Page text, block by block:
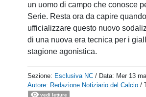
un uomo di campo che conosce
Serie. Resta ora da capire
ufficializzare questo nuovo
di una nuova era tecnica per i
stagione agonistica.
Sezione: Esclusiva NC / Data: Mer 13
Autore: Redazione Notiziario del Calcio /
vedi letture